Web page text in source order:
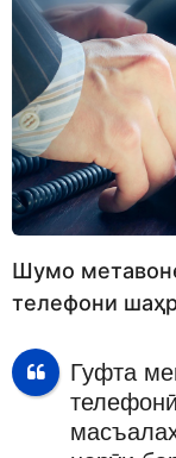
Шумо
телефони
Гуфта